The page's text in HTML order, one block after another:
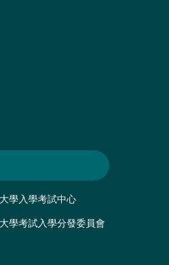
大學入學考試中心
大學考試入學分發委員會